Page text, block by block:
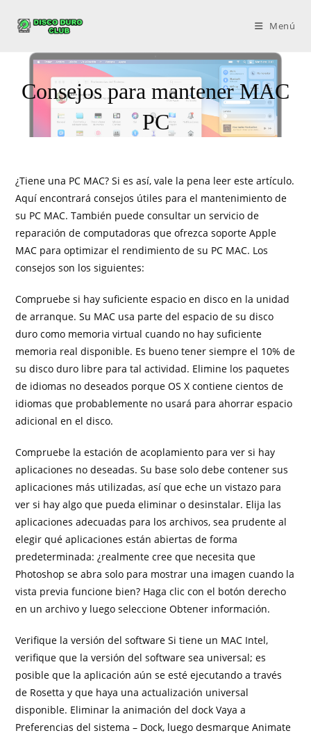
Menú
Consejos para mantener MAC
PC
¿Tiene una PC MAC? Si es así, vale la pena leer este artículo.
Aquí encontrará consejos útiles para el mantenimiento de
su PC MAC. También puede consultar un servicio de
reparación de computadoras que ofrezca soporte Apple
MAC para optimizar el rendimiento de su PC MAC. Los
consejos son los siguientes:
Compruebe si hay suficiente espacio en disco en la unidad
de arranque. Su MAC usa parte del espacio de su disco
duro como memoria virtual cuando no hay suficiente
memoria real disponible. Es bueno tener siempre el 10% de
su disco duro libre para tal actividad. Elimine los paquetes
de idiomas no deseados porque OS X contiene cientos de
idiomas que probablemente no usará para ahorrar espacio
adicional en el disco.
Compruebe la estación de acoplamiento para ver si hay
aplicaciones no deseadas. Su base solo debe contener sus
aplicaciones más utilizadas, así que eche un vistazo para
ver si hay algo que pueda eliminar o desinstalar. Elija las
aplicaciones adecuadas para los archivos, sea prudente al
elegir qué aplicaciones están abiertas de forma
predeterminada: ¿realmente cree que necesita que
Photoshop se abra solo para mostrar una imagen cuando la
vista previa funcione bien? Haga clic con el botón derecho
en un archivo y luego seleccione Obtener información.
Verifique la versión del software Si tiene un MAC Intel,
verifique que la versión del software sea universal; es
posible que la aplicación aún se esté ejecutando a través
de Rosetta y que haya una actualización universal
disponible. Eliminar la animación del dock Vaya a
Preferencias del sistema – Dock, luego desmarque Animate